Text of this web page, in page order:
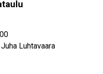
Luhtavaara